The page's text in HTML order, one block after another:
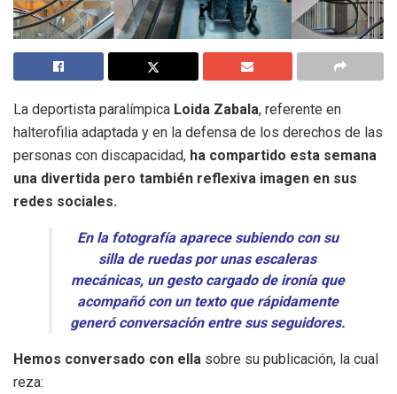
La deportista paralímpica Loida Zabala, referente en
halterofilia adaptada y en la defensa de los derechos de las
personas con discapacidad, ha compartido esta semana
una divertida pero también reflexiva imagen en sus
redes sociales.
En la fotografía aparece subiendo con su
silla de ruedas por unas escaleras
mecánicas, un gesto cargado de ironía que
acompañó con un texto que rápidamente
generó conversación entre sus seguidores.
Hemos conversado con ella sobre su publicación, la cual
reza: